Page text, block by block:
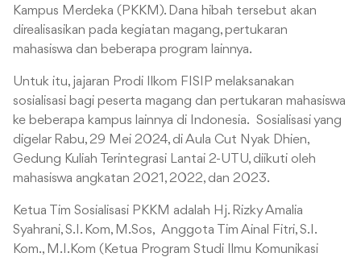
Kampus Merdeka (PKKM). Dana hibah tersebut akan
direalisasikan pada kegiatan magang, pertukaran
mahasiswa dan beberapa program lainnya.
Untuk itu, jajaran Prodi Ilkom FISIP melaksanakan
sosialisasi bagi peserta magang dan pertukaran mahasiswa
ke beberapa kampus lainnya di Indonesia. Sosialisasi yang
digelar Rabu, 29 Mei 2024, di Aula Cut Nyak Dhien,
Gedung Kuliah Terintegrasi Lantai 2-UTU, diikuti oleh
mahasiswa angkatan 2021, 2022, dan 2023.
Ketua Tim Sosialisasi PKKM adalah Hj. Rizky Amalia
Syahrani, S.I. Kom, M.Sos, Anggota Tim Ainal Fitri, S.I.
Kom., M.I.Kom (Ketua Program Studi Ilmu Komunikasi